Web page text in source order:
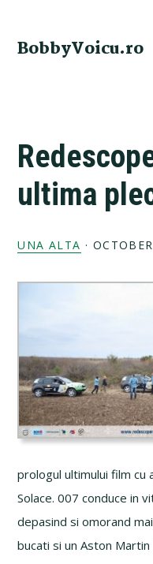
primary
main
primary
footer
BobbyVoicu.ro
ultima
UNA ALTA ·
prologul ultimului film cu
Solace. 007 conduce in
depasind si omorand
bucati si un Aston Martin